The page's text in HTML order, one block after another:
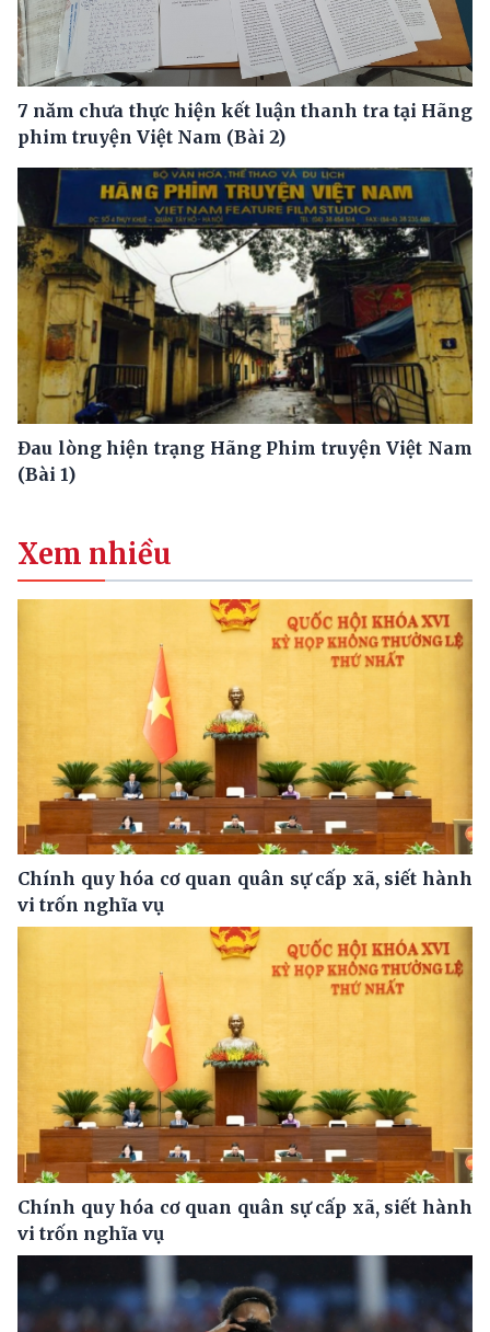
7 năm chưa thực hiện kết luận thanh tra tại Hãng
phim truyện Việt Nam (Bài 2)
Đau lòng hiện trạng Hãng Phim truyện Việt Nam
(Bài 1)
Xem nhiều
Chính quy hóa cơ quan quân sự cấp xã, siết hành
vi trốn nghĩa vụ
Chính quy hóa cơ quan quân sự cấp xã, siết hành
vi trốn nghĩa vụ